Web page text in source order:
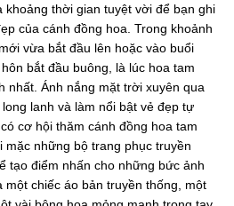
khoảng thời gian tuyệt vời để bạn ghi
của cánh đồng hoa. Trong khoảnh
vừa bắt đầu lên hoặc vào buổi
bắt đầu buông, là lúc hoa tam
nhất. Ánh nắng mặt trời xuyên qua
lanh và làm nổi bật vẻ đẹp tự
cơ hội thăm cánh đồng hoa tam
mặc những bộ trang phục truyền
tạo điểm nhấn cho những bức ảnh
chiếc áo bản truyền thống, một